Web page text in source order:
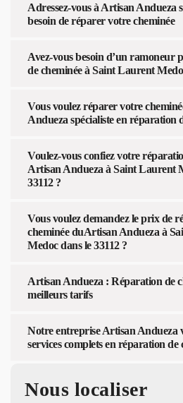
Adressez-vous à Artisan Andueza
besoin de réparer votre cheminée
Avez-vous besoin d’un ramoneur
de cheminée à Saint Laurent
Vous voulez réparer votre
Andueza spécialiste en réparation
Voulez-vous confiez votre
Artisan Andueza à Saint Laurent
33112 ?
Vous voulez demandez le prix de
cheminée duArtisan Andueza à
Medoc dans le 33112 ?
Artisan Andueza : Réparation de
meilleurs tarifs
Notre entreprise Artisan Andueza
services complets en réparation de
Nous localiser